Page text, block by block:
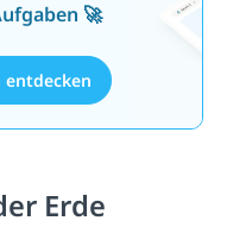
🚀
entdecken
Erde